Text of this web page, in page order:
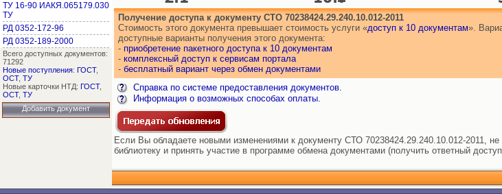
ТУ 16-90 ИАКЯ.065179.030
ТУ
РД 0352-172-96
РД 0352-189-2000
Всего доступных документов:
71292
Новые поступления: ГОСТ,
ОСТ, ТУ
Новые карточки НТД: ГОСТ,
ОСТ, ТУ
Добавить документ
Получение доступа к документу СТО 70238424.29.240.10.012-2011
Стоимость этого документа превышает стоимость услуги «доступ к 10 документам».
доступные варианты получения этого документа:
- приобретение пакетного доступа к 10 документам
- комплексный доступ к сервисам портала
- бесплатный вариант через обмен документами
Справка по системе предоставления документов.
Информация о возможных способах оплаты.
Если Вы обладаете новыми изменениями к документу СТО 70238424.29.240.10.012-2011,
библиотеку и принять участие в программе обмена документами (получить ответный